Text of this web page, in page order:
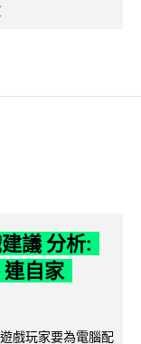
議 分析:
自家
戲玩家要為電腦配